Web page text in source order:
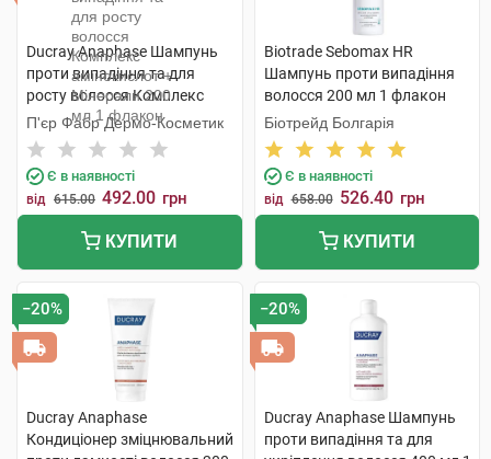
Ducray Anaphase Шампунь
проти випадіння та для
росту волосся Комплекс
амінокислот + Мінерали 200
мл 1 флакон
П'єр Фабр Дермо-Косметик
Є в наявності
від 615.00 492.00 грн
КУПИТИ
Biotrade Sebomax HR
Шампунь проти випадіння
волосся 200 мл 1 флакон
Біотрейд Болгарія
Є в наявності
від 658.00 526.40 грн
КУПИТИ
−20%
Ducray Anaphase
Кондиціонер зміцнювальний
−20%
Ducray Anaphase Шампунь
проти випадіння та для